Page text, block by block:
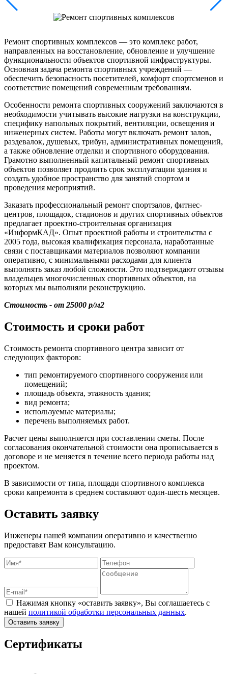
Ремонт спортивных комплексов — это комплекс работ,
направленных на восстановление, обновление и улучшение
функциональности объектов спортивной инфраструктуры.
Основная задача ремонта спортивных учреждений —
обеспечить безопасность посетителей, комфорт спортсменов и
соответствие помещений современным требованиям.
Особенности ремонта спортивных сооружений заключаются в
необходимости учитывать высокие нагрузки на конструкции,
специфику напольных покрытий, вентиляции, освещения и
инженерных систем. Работы могут включать ремонт залов,
раздевалок, душевых, трибун, административных помещений,
а также обновление отделки и спортивного оборудования.
Грамотно выполненный капитальный ремонт спортивных
объектов позволяет продлить срок эксплуатации здания и
создать удобное пространство для занятий спортом и
проведения мероприятий.
Заказать профессиональный ремонт спортзалов, фитнес-
центров, площадок, стадионов и других спортивных объектов
предлагает проектно-строительная организация
«ИнформКАД». Опыт проектной работы и строительства с
2005 года, высокая квалификация персонала, наработанные
связи с поставщиками материалов позволяют компании
оперативно, с минимальными расходами для клиента
выполнять заказ любой сложности. Это подтверждают отзывы
владельцев многочисленных спортивных объектов, на
которых мы выполняли реконструкцию.
Стоимость - от 25000 р/м2
Стоимость и сроки работ
Стоимость ремонта спортивного центра зависит от
следующих факторов:
тип ремонтируемого спортивного сооружения или
помещений;
площадь объекта, этажность здания;
вид ремонта;
используемые материалы;
перечень выполняемых работ.
Расчет цены выполняется при составлении сметы. После
согласования окончательной стоимости она прописывается в
договоре и не меняется в течение всего периода работы над
проектом.
В зависимости от типа, площади спортивного комплекса
сроки капремонта в среднем составляют один-шесть месяцев.
Оставить заявку
Инженеры нашей компании оперативно и качественно
предоставят Вам консультацию.
Нажимая кнопку «оставить заявку», Вы соглашаетесь с
нашей политикой обработки персональных данных.
Оставить заявку
Сертификаты